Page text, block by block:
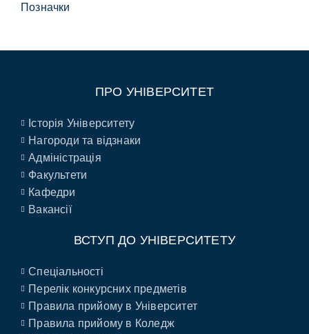
Позначки
ПРО УНІВЕРСИТЕТ
Історія Університету
Нагороди та відзнаки
Адміністрація
Факультети
Кафедри
Вакансії
ВСТУП ДО УНІВЕРСИТЕТУ
Спеціальності
Перелік конкурсних предметів
Правила прийому в Університет
Правила прийому в Коледж